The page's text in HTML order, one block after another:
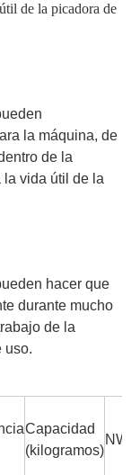
de la picadora de
la máquina, de
de la
la vida útil de la
hacer que
durante mucho
de la
uso.
Capacidad
(kilogramos)
NW/